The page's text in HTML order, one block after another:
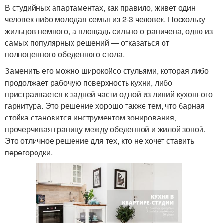
В студийных апартаментах, как правило, живет один
человек либо молодая семья из 2-3 человек. Поскольку
жильцов немного, а площадь сильно ограничена, одно из
самых популярных решений — отказаться от
полноценного обеденного стола.
Заменить его можно широкойсо стульями, которая либо
продолжает рабочую поверхность кухни, либо
пристраивается к задней части одной из линий кухонного
гарнитура. Это решение хорошо также тем, что барная
стойка становится инструментом зонирования,
прочерчивая границу между обеденной и жилой зоной.
Это отличное решение для тех, кто не хочет ставить
перегородки.